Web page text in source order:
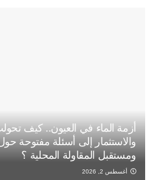
أزمة الماء في العيون.. كيف
والاستثمار إلى أسئلة مفتوحة
ومستقبل المقاولة المحلية ؟
أغسطس 2, 2026